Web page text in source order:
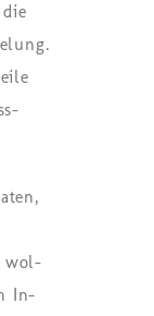
wol­
In­